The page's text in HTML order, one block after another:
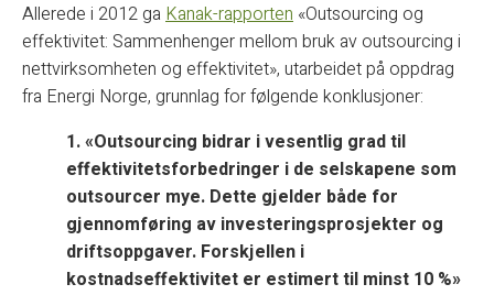
Allerede i 2012 ga Kanak-rapporten «Outsourcing og
effektivitet: Sammenhenger mellom bruk av outsourcing i
nettvirksomheten og effektivitet», utarbeidet på oppdrag
fra Energi Norge, grunnlag for følgende konklusjoner:
1. «Outsourcing bidrar i vesentlig grad til
effektivitetsforbedringer i de selskapene som
outsourcer mye. Dette gjelder både for
gjennomføring av investeringsprosjekter og
driftsoppgaver. Forskjellen i
kostnadseffektivitet er estimert til minst 10 %»